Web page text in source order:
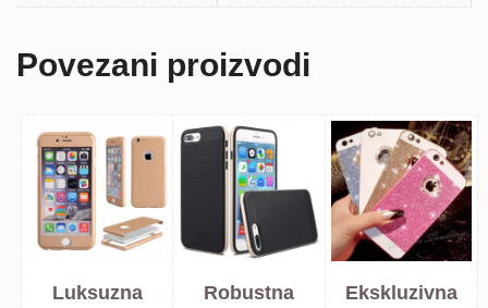
Povezani proizvodi
Luksuzna
Robustna
Ekskluzivna